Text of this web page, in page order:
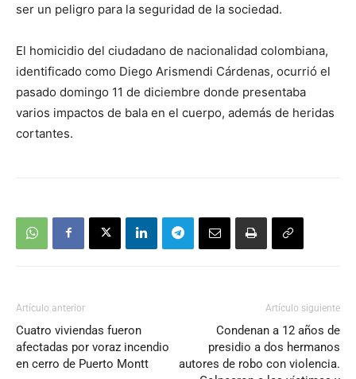
ser un peligro para la seguridad de la sociedad.
El homicidio del ciudadano de nacionalidad colombiana,
identificado como Diego Arismendi Cárdenas, ocurrió el
pasado domingo 11 de diciembre donde presentaba
varios impactos de bala en el cuerpo, además de heridas
cortantes.
Artículo anterior
Cuatro viviendas fueron
afectadas por voraz incendio
en cerro de Puerto Montt
Artículo siguiente
Condenan a 12 años de
presidio a dos hermanos
autores de robo con violencia.